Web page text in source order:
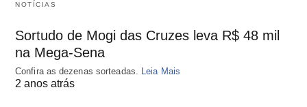
NOTÍCIAS
Sortudo de Mogi das Cruzes leva R$ 48 mil
na Mega-Sena
Confira as dezenas sorteadas. Leia Mais
2 anos atrás